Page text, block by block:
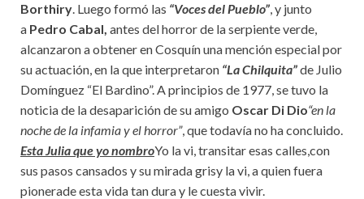
Borthiry. Luego formó las “Voces del Pueblo”, y junto
a Pedro Cabal, antes del horror de la serpiente verde,
alcanzaron a obtener en Cosquín una mención especial por
su actuación, en la que interpretaron “La Chilquita”de Julio
Domínguez “El Bardino”. A principios de 1977, se tuvo la
noticia de la desaparición de su amigo Oscar Di Dio“en la
noche de la infamia y el horror”, que todavía no ha concluido.
Esta Julia que yo nombroYo la vi, transitar esas calles,con
sus pasos cansados y su mirada grisy la vi, a quien fuera
pionerade esta vida tan dura y le cuesta vivir.